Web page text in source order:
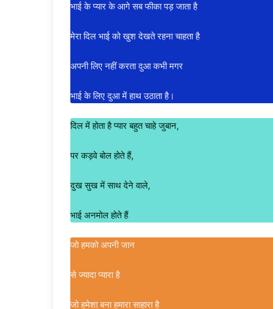
भाई के प्यार के आगे सब फीका पड़ जाता है
मेरा दिल भाई को खुश देखते रहना चाहता है
अपनी लिए नहीं करता दुआ कभी मगर
भाई के लिए दुआ में हाथ उठाता है।
दिल में होता है प्यार बहुत चाहे जुबान,
पर कड़वे बोल होते हैं,
दुख सुख में साथ देने वाले,
भाई अनमोल होते हैं
जो हमको अपनी जान
से ज्यादा प्यारा है
जो हमेशा बना हमारा साहारा है